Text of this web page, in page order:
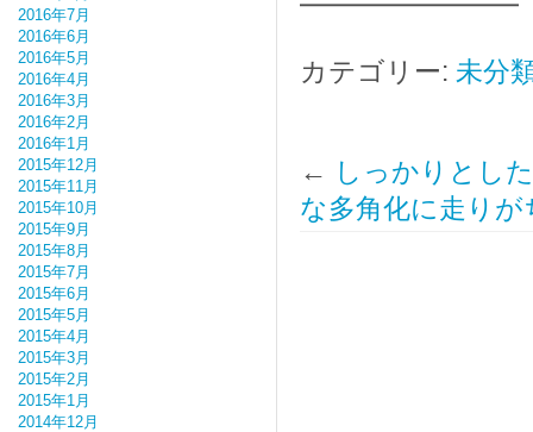
カテゴリー: 未分
← しっかりとし
な多角化に走り
2016年7月
2016年6月
2016年5月
2016年4月
2016年3月
2016年2月
2016年1月
2015年12月
2015年11月
2015年10月
2015年9月
2015年8月
2015年7月
2015年6月
2015年5月
2015年4月
2015年3月
2015年2月
2015年1月
2014年12月